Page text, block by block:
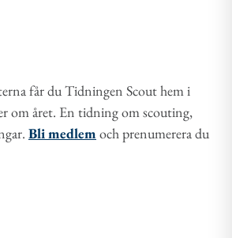
får du Tidningen Scout hem i
om året. En tidning om scouting,
Bli medlem och prenumerera du